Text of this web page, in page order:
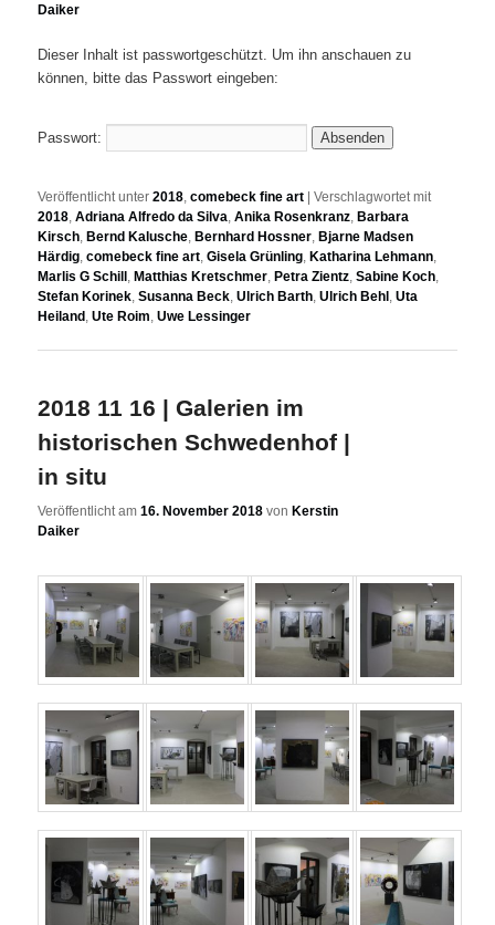
Daiker
Dieser Inhalt ist passwortgeschützt. Um ihn anschauen zu
können, bitte das Passwort eingeben:
Passwort:
Veröffentlicht unter 2018,comebeck fine art |Verschlagwortet mit
2018,Adriana Alfredo da Silva,Anika Rosenkranz, Barbara
Kirsch, Bernd Kalusche, Bernhard Hossner, Bjarne Madsen
Härdig,comebeck fine art,Gisela Grünling, Katharina Lehmann,
Marlis G Schill , Matthias Kretschmer, Petra Zientz,Sabine Koch,
Stefan Korinek,Susanna Beck,Ulrich Barth,Ulrich Behl ,Uta
Heiland ,Ute Roim,Uwe Lessinger
2018 11 16 | Galerien im
historischen Schwedenhof |
in situ
Veröffentlicht am16. November 2018 vonKerstin
Daiker